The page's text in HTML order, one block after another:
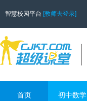
智慧校园平台 [教师去登录]
首页 初中数学